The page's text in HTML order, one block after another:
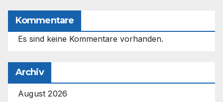
Kommentare
Es sind keine Kommentare vorhanden.
Archiv
August 2026